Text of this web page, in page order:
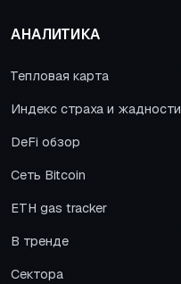
АНАЛИТИКА
Тепловая карта
Индекс страха и жадности
DeFi обзор
Сеть Bitcoin
ETH gas tracker
В тренде
Сектора